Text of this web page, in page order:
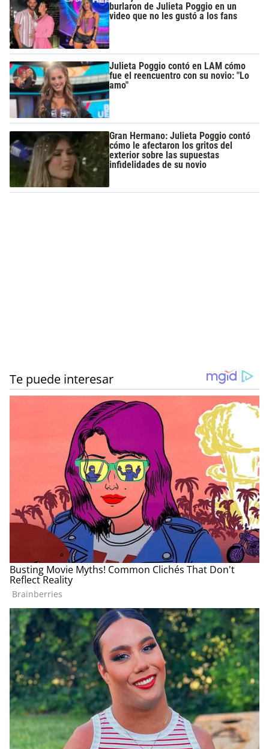
burlaron de Julieta Poggio en un
video que no les gustó a los fans
Julieta Poggio contó en LAM cómo
fue el reencuentro con su novio: "Lo
amo"
Gran Hermano: Julieta Poggio contó
cómo le afectaron los gritos del
exterior sobre las supuestas
infidelidades de su novio